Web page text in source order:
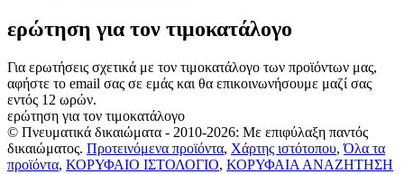
ερώτηση για τον τιμοκατάλογο
Για ερωτήσεις σχετικά με τον τιμοκατάλογο των προϊόντων μας,
αφήστε το email σας σε εμάς και θα επικοινωνήσουμε μαζί σας
εντός 12 ωρών.
ερώτηση για τον τιμοκατάλογο
© Πνευματικά δικαιώματα - 2010-2026: Με επιφύλαξη παντός
δικαιώματος. Προτεινόμενα προϊόντα, Χάρτης ιστότοπου,Όλα τα
προϊόντα, ΚΟΡΥΦΑΙΟ ΙΣΤΟΛΟΓΙΟ, ΚΟΡΥΦΑΙΑ ΑΝΑΖΗΤΗΣΗ